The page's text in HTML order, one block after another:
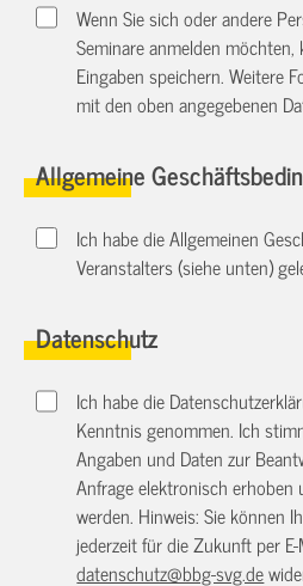
Wenn Sie sich oder andere
Seminare anmelden
Eingaben speichern. Weitere
mit den oben angegebenen
Allgemeine
Ich habe die Allgemeinen
Veranstalters (siehe unten)
Datenschutz
Ich habe die
Kenntnis genommen. Ich
Angaben und Daten zur
Anfrage elektronisch erhoben
werden. Hinweis: Sie können
jederzeit für die Zukunft per E-
datenschutz@bbg-svg.de